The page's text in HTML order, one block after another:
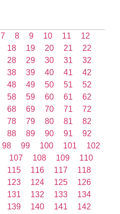
7 8 9 10 11
12
18 19 20 21
22
28 29 30 31
32
38 39 40 41
42
48 49 50 51
52
58 59 60 61
62
68 69 70 71
72
78 79 80 81
82
88 89 90 91
92
98 99 100 101
102
107 108 109
110
115 116 117
118
123 124 125
126
131 132 133
134
139 140 141
142